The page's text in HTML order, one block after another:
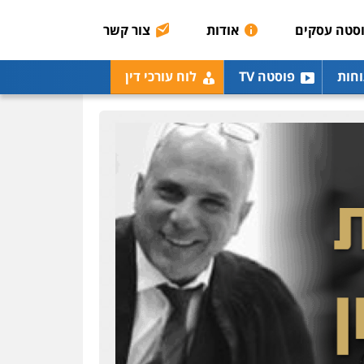
עסקים אודות צור קשר
פוסטה TV לוח עורכי דין
מנשה, אלמוג – עורכי דין
פלילי עבירות תנועה
צווארון לבן תעבורה עורכי
דין לענייני אסירים מעצרים
0546470989
עו"ד אבי כהן
פלילי פשיעה חמורה
קטינים אלימות סמים
עבירות מין
0523647066
ויקי שמואל – משרד עו"ד
משפט פלילי
0528959600